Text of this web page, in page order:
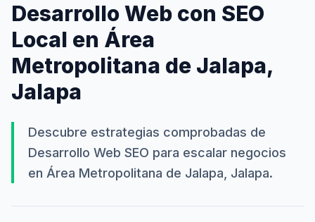
Desarrollo Web con SEO
Local en Área
Metropolitana de Jalapa,
Jalapa
Descubre estrategias comprobadas de
Desarrollo Web SEO para escalar negocios
en Área Metropolitana de Jalapa, Jalapa.